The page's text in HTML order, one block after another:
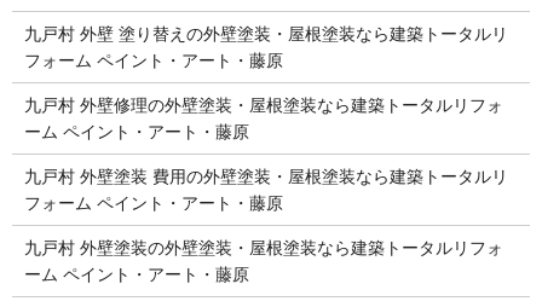
九戸村 外壁 塗り替えの外壁塗装・屋根塗装なら建築トータルリ
フォーム ペイント・アート・藤原
九戸村 外壁修理の外壁塗装・屋根塗装なら建築トータルリフォ
ーム ペイント・アート・藤原
九戸村 外壁塗装 費用の外壁塗装・屋根塗装なら建築トータルリ
フォーム ペイント・アート・藤原
九戸村 外壁塗装の外壁塗装・屋根塗装なら建築トータルリフォ
ーム ペイント・アート・藤原